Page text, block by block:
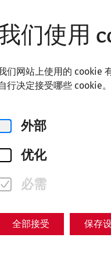
们使用
们网站上使用的 cookie
行决定接受哪些 cookie
外部
优化
必需
全部接受 保存
（Wien Mitte 火车
小时（上午 8:19、
车程：1 小时。从
每小时一班（9:18、
物馆，请在下一站
达博物馆。
细信息，请参阅